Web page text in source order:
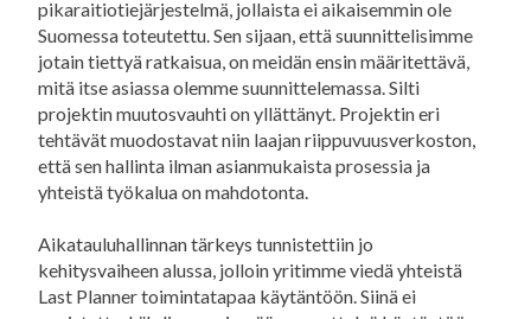
pikaraitiotiejärjestelmä, jollaista ei aikaisemmin ole
Suomessa toteutettu. Sen sijaan, että suunnittelisimme
jotain tiettyä ratkaisua, on meidän ensin määritettävä,
mitä itse asiassa olemme suunnittelemassa. Silti
projektin muutosvauhti on yllättänyt. Projektin eri
tehtävät muodostavat niin laajan riippuvuusverkoston,
että sen hallinta ilman asianmukaista prosessia ja
yhteistä työkalua on mahdotonta.
Aikatauluhallinnan tärkeys tunnistettiin jo
kehitysvaiheen alussa, jolloin yritimme viedä yhteistä
Last Planner toimintatapaa käytäntöön. Siinä ei